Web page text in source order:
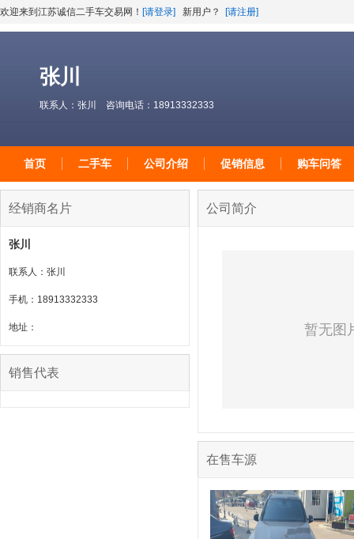
欢迎来到江苏诚信二手车交易网！ [请登录] 新用户？ [请注册]
张川
联系人：张川 咨询电话：18913332333
首页 二手车 公司介绍 促销信息 购车问答
经销商名片
张川
联系人：张川
手机：18913332333
地址：
销售代表
公司简介
暂无图
在售车源